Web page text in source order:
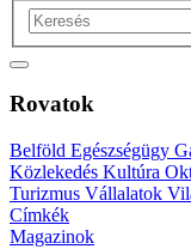
Rovatok
Belföld Egészségügy
Közlekedés Kultúra
Turizmus Vállalatok
Címkék
Magazinok